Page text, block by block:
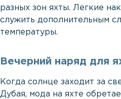
разных зон яхты. Легкие
служить дополнительным
температуры.
Вечерний наряд для
Когда солнце заходит за
Дубая, мода на яхте